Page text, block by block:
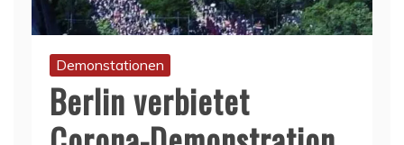
Demonstationen
Berlin verbietet